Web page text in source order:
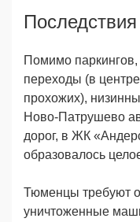
Помимо
переходы (в
прохожих),
Ново-Патрушево
дорог, в ЖК
образовалось
Тюменцы требуют
уничтоженные